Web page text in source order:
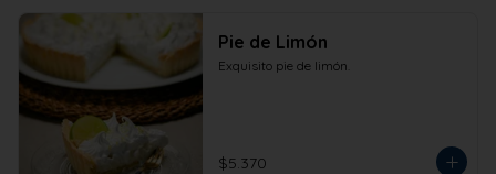
Pie de Limón
Exquisito pie de limón.
$5.370